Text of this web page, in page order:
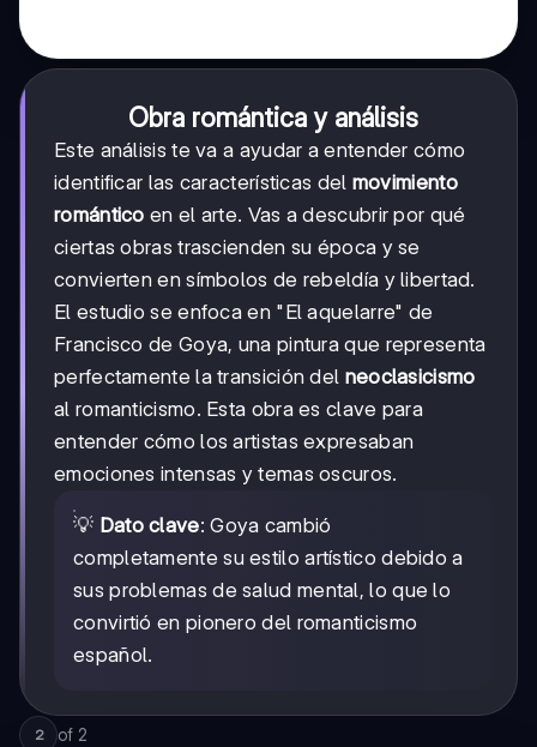
Obra romántica y análisis
Este análisis te va a ayudar a entender cómo
identificar las características del movimiento
romántico en el arte. Vas a descubrir por qué
ciertas obras trascienden su época y se
convierten en símbolos de rebeldía y libertad.
El estudio se enfoca en "El aquelarre" de
Francisco de Goya, una pintura que representa
perfectamente la transición del neoclasicismo
al romanticismo. Esta obra es clave para
entender cómo los artistas expresaban
emociones intensas y temas oscuros.
💡 Dato clave: Goya cambió
completamente su estilo artístico debido a
sus problemas de salud mental, lo que lo
convirtió en pionero del romanticismo
español.
2 of 2